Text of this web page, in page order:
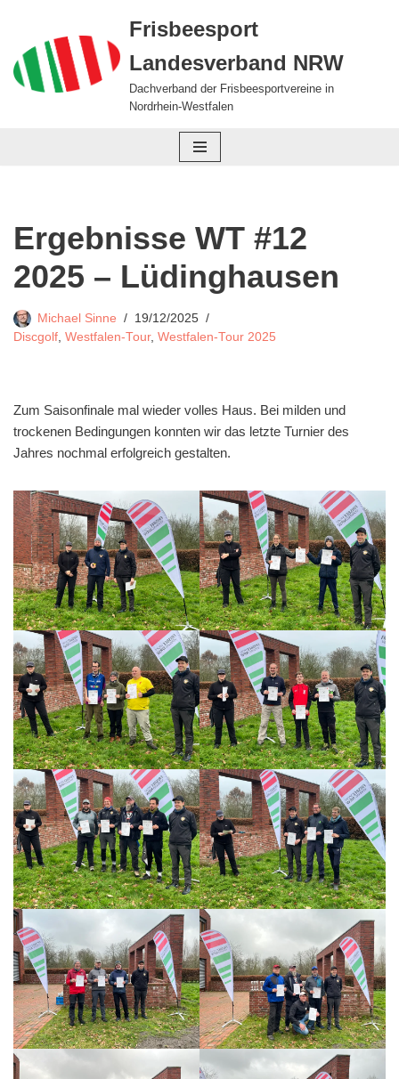
Zum
Inhalt
springen
Frisbeesport
Landesverband NRW
Dachverband der Frisbeesportvereine in
Nordrhein-Westfalen
Ergebnisse WT #12
2025 – Lüdinghausen
Michael Sinne
19/12/2025
Discgolf, Westfalen-Tour, Westfalen-Tour 2025
Zum Saisonfinale mal wieder volles Haus. Bei milden und
trockenen Bedingungen konnten wir das letzte Turnier des
Jahres nochmal erfolgreich gestalten.